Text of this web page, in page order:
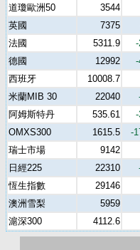
道瓊歐洲50
3544
英國
7375
法國
5311.9
德國
12992
西班牙
10008.7
米蘭MIB 30
22040
阿姆斯特丹
535.61
OMXS300
1615.5 -
瑞士市場
9142
日經225
22310
恆生指數
29146
澳洲雪梨
5959
滬深300
4112.6